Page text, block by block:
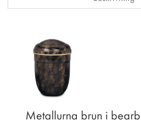
Metallurna brun i